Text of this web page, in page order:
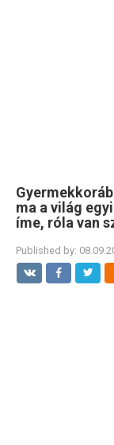
ma a világ
íme, róla van
Published by: